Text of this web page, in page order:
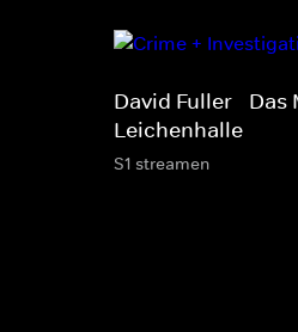
David Fuller -
Leichenhalle
S1 streamen